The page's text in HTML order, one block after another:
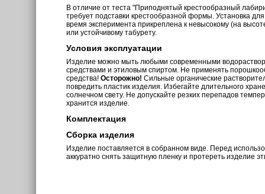
В отличие от теста "Приподнятый крестообразный
требует подставки крестообразной формы. Установка
время эксперимента прикреплена к невысокому (на
или устойчивому табурету.
Условия эксплуатации
Изделие можно мыть любыми современными
средствами и этиловым спиртом. Не применять
средства!Осторожно! Сильные органические
повредить пластик изделия. Избегайте длительного
солнечном свету. Не допускайте резких перепадов
хранится изделие.
Комплектация
Сборка изделия
Изделие поставляется в собранном виде. Перед
аккуратно снять защитную пленку и протереть изделие